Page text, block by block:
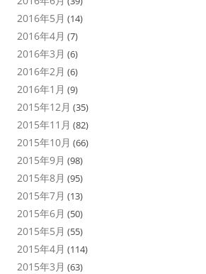
2016年5月 (14)
2016年4月 (7)
2016年3月 (6)
2016年2月 (6)
2016年1月 (9)
2015年12月 (35)
2015年11月 (82)
2015年10月 (66)
2015年9月 (98)
2015年8月 (95)
2015年7月 (13)
2015年6月 (50)
2015年5月 (55)
2015年4月 (114)
2015年3月 (63)